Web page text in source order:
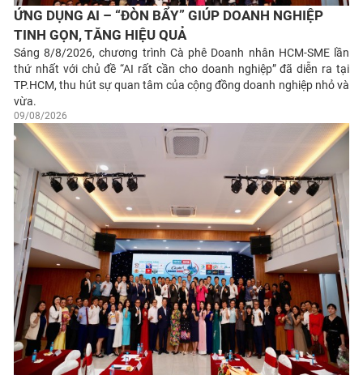
ỨNG DỤNG AI – “ĐÒN BẨY” GIÚP DOANH NGHIỆP
TINH GỌN, TĂNG HIỆU QUẢ
Sáng 8/8/2026, chương trình Cà phê Doanh nhân HCM-SME lần
thứ nhất với chủ đề “AI rất cần cho doanh nghiệp” đã diễn ra tại
TP.HCM, thu hút sự quan tâm của cộng đồng doanh nghiệp nhỏ và
vừa.
09/08/2026